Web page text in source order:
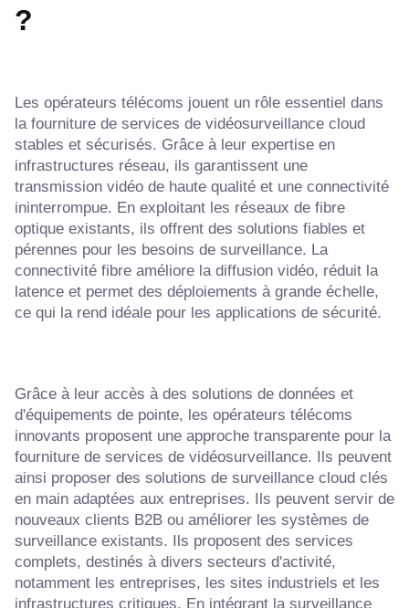
?
Les opérateurs télécoms jouent un rôle essentiel dans
la fourniture de services de vidéosurveillance cloud
stables et sécurisés. Grâce à leur expertise en
infrastructures réseau, ils garantissent une
transmission vidéo de haute qualité et une connectivité
ininterrompue. En exploitant les réseaux de fibre
optique existants, ils offrent des solutions fiables et
pérennes pour les besoins de surveillance. La
connectivité fibre améliore la diffusion vidéo, réduit la
latence et permet des déploiements à grande échelle,
ce qui la rend idéale pour les applications de sécurité.
Grâce à leur accès à des solutions de données et
d'équipements de pointe, les opérateurs télécoms
innovants proposent une approche transparente pour la
fourniture de services de vidéosurveillance. Ils peuvent
ainsi proposer des solutions de surveillance cloud clés
en main adaptées aux entreprises. Ils peuvent servir de
nouveaux clients B2B ou améliorer les systèmes de
surveillance existants. Ils proposent des services
complets, destinés à divers secteurs d'activité,
notamment les entreprises, les sites industriels et les
infrastructures critiques. En intégrant la surveillance